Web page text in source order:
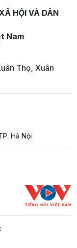
HỘI VÀ DÂN
Nam
Thọ, Xuân
Hà Nội